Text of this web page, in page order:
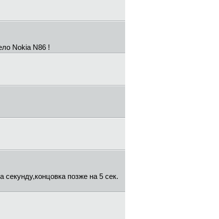
Nokia N86 !
позже на 5 сек.